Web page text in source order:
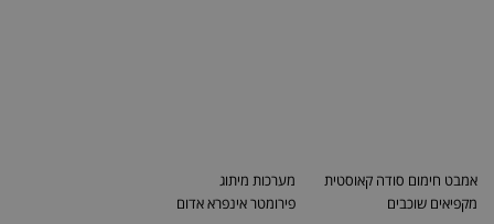
אמבט חימום סודה קאוסטית
מקפיאים שוכבים
מערכות מיתוג
פירומטר אינפרא אדום